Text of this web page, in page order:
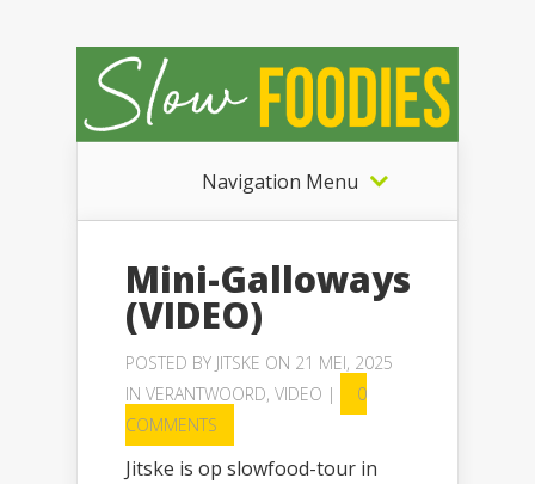
Navigation Menu
Mini-Galloways
(VIDEO)
POSTED BY JITSKE ON 21 MEI, 2025
IN VERANTWOORD, VIDEO |
0
COMMENTS
Jitske is op slowfood-tour in